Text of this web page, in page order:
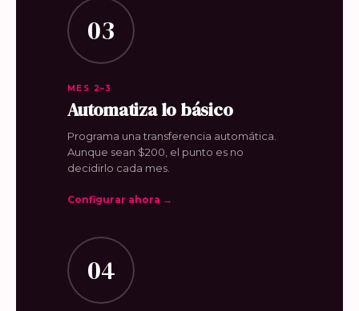
03
MES 2–3
Automatiza lo básico
Programa una transferencia automática.
Aunque sean $200, el punto es no
decidirlo cada mes.
Configurar ahora →
04